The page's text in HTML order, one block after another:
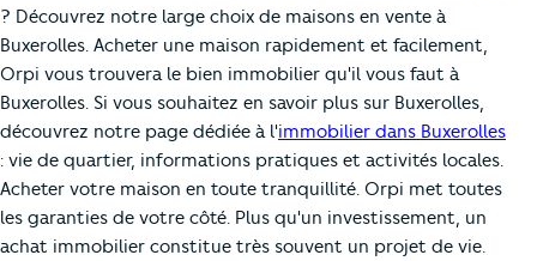
? Découvrez notre large choix de maisons en vente à
Buxerolles. Acheter une maison rapidement et facilement,
Orpi vous trouvera le bien immobilier qu'il vous faut à
Buxerolles. Si vous souhaitez en savoir plus sur Buxerolles,
découvrez notre page dédiée à l'immobilier dans Buxerolles
: vie de quartier, informations pratiques et activités locales.
Acheter votre maison en toute tranquillité. Orpi met toutes
les garanties de votre côté. Plus qu'un investissement, un
achat immobilier constitue très souvent un projet de vie.